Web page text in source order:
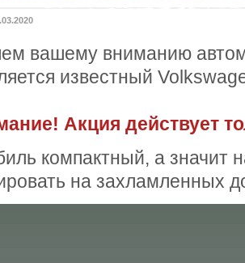
вашему вниманию
известный
Акция действует
компактный, а значит
на захламленных